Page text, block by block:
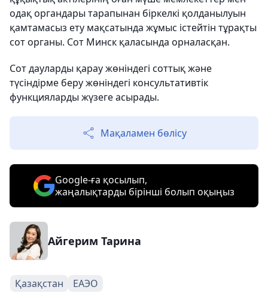
одақ органдары тарапынан біркелкі қолданылуын
қамтамасыз ету мақсатында жұмыс істейтін тұрақты
сот органы. Сот Минск қаласында орналасқан.
Сот дауларды қарау жөніндегі соттық және
түсіндірме беру жөніндегі консультативтік
функцияларды жүзеге асырады.
Мақаламен бөлісу
Google-ға қосылып,
жаңалықтарды бірінші болып оқыңыз
Айгерим Тарина
Қазақстан ЕАЭО